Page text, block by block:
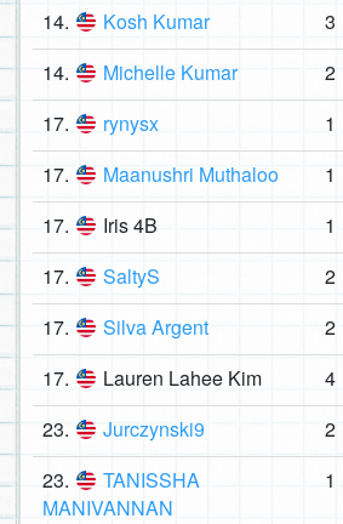
14. Kosh Kumar 3
14. Michelle Kumar 2
17. rynysx 1
17. Maanushri Muthaloo 1
17. Iris 4B 1
17. SaltyS 2
17. Silva Argent 2
17. Lauren Lahee Kim 4
23. Jurczynski9 2
23.
TANISSHA
MANIVANNAN
1